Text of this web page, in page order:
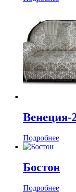
Венеция-
Подробнее
Бостон
Подробнее